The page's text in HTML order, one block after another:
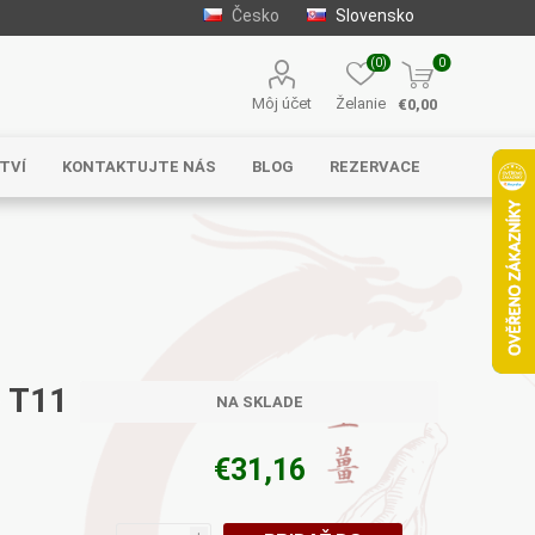
Česko Slovensko
Môj účet Želanie
(0) 0
€0,00
KONTAKTUJTE NÁS BLOG REZERVACE
NA SKLADE
€31,16